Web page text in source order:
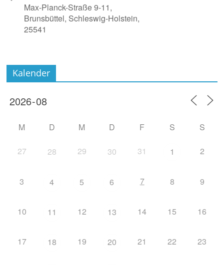
Max-Planck-Straße 9-11,
Brunsbüttel, Schleswig-Holstein,
25541
Kalender
M D M D F S S
27 28 29 30 31 1 2
3 4 5 6 7 8 9
10 11 12 13 14 15 16
17 18 19 20 21 22 23